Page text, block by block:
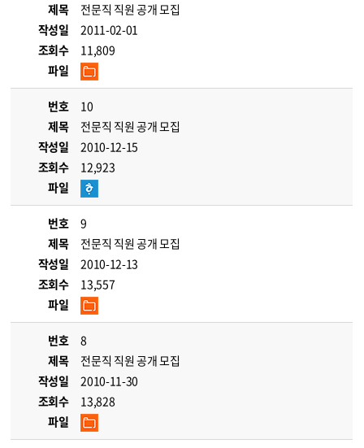
제목
전문직 직원 공개 모집
작성일
2011-02-01
조회수
11,809
파일
번호
10
제목
전문직 직원 공개 모집
작성일
2010-12-15
조회수
12,923
파일
번호
9
제목
전문직 직원 공개 모집
작성일
2010-12-13
조회수
13,557
파일
번호
8
제목
전문직 직원 공개 모집
작성일
2010-11-30
조회수
13,828
파일